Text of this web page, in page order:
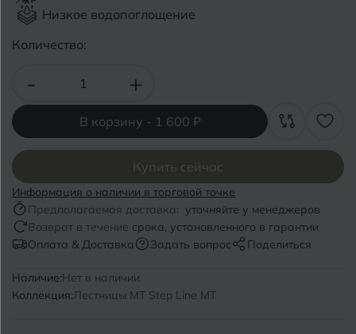
Низкое водопоглощение
Количество:
- +
В корзину - 1 600 ₽
Купить сейчас
Информация о наличии в торговой точке
Предполагаемая доставка: уточняйте у менеджеров
Возврат в течение срока, установленного в гарантии
Оплата & Доставка
Задать вопрос Поделиться
Наличие:Нет в наличии
Коллекция:Лестницы MT Step Line MT
Волгодонск
Воронеж
Воткинск
Г Геленджик
Симферополь
Славянск-на-Кубани
Смоленск
Сосновый Бор
Сочи
Сыктывкар